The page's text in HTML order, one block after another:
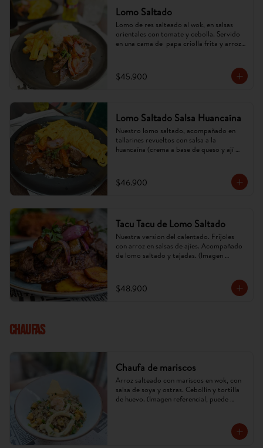
Lomo Saltado
Lomo de res salteado al wok, en salsas
orientales con tomate y cebolla. Servido
en una cama de  papa criolla frita y arroz.
$45.900
Lomo Saltado Salsa Huancaína
Nuestro lomo saltado, acompañado en
tallarines revueltos con salsa a la
huancaína (crema a base de queso y ají
$46.900
Tacu Tacu de Lomo Saltado
Nuestra version del calentado. Frijoles
con arroz en salsas de ajíes. Acompañado
de lomo saltado y tajadas. (Imagen
$48.900
CHAUFAS
Chaufa de mariscos
Arroz salteado con mariscos en wok, con
salsa de soya y ostras. Cebollín y tortilla
de huevo. (Imagen referencial, puede